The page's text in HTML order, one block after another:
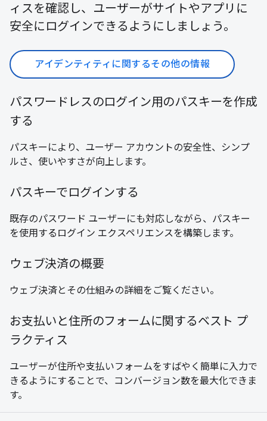
ィスを確認し、ユーザーがサイトやアプリに
安全にログインできるようにしましょう。
アイデンティティに関するその他の情報
パスワードレスのログイン用のパスキーを作成
する
パスキーにより、ユーザー アカウントの安全性、シンプ
ルさ、使いやすさが向上します。
パスキーでログインする
既存のパスワード ユーザーにも対応しながら、パスキー
を使用するログイン エクスペリエンスを構築します。
ウェブ決済の概要
ウェブ決済とその仕組みの詳細をご覧ください。
お支払いと住所のフォームに関するベスト プ
ラクティス
ユーザーが住所や支払いフォームをすばやく簡単に入力で
きるようにすることで、コンバージョン数を最大化できま
す。